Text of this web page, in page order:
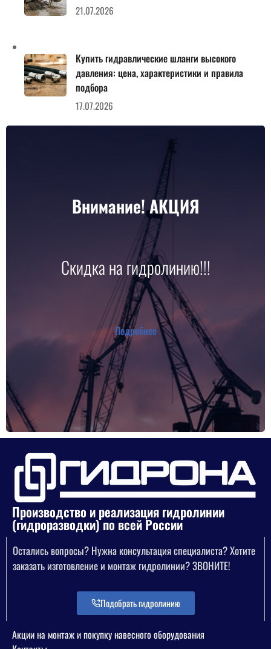
21.07.2026
Купить гидравлические шланги высокого
давления: цена, характеристики и правила
подбора
17.07.2026
Внимание! АКЦИЯ
Скидка на гидролинию!!!
Подробнее
Производство и реализация гидролинии
(гидроразводки) по всей России
Остались вопросы? Нужна консультация специалиста? Хотите
заказать изготовление и монтаж гидролинии? ЗВОНИТЕ!
Подобрать гидролинию
Акции на монтаж и покупку навесного оборудования